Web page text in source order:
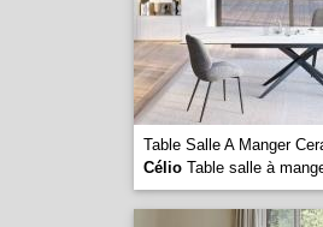
Table Salle A Manger
CélioTable salle à